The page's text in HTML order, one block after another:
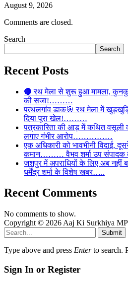
August 9, 2026
Comments are closed.
Search
Search
Recent Posts
🔴 रथ मेला से शुरू हुआ मामला,
की सजा!………
पत्थलगांव डाक🎯 रथ मेला में
दिया पूरा खेल!………
पत्रकारिता की आड़ में कथित वसूली
लगाए गंभीर आरोप……………
एक अधिकारी को भावभीनी विदाई,
कमान……… वैभव शर्मा उप संपादक
जशपुर में अपराधियों के लिए अब नहीं
धर्मेंद्र शर्मा के विशेष खबर…..
Recent Comments
No comments to show.
Copyright © 2026 Aaj Ki Surkhiya
Submit
Type above and press Enterto search.
Sign In or Register